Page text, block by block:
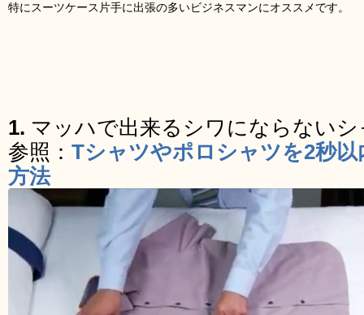
特にスーツケース片手に出張の多いビジネスマンにオススメです。
1. マッハで出来るシワにならない
参照： Tシャツやポロシャツを2秒
方法